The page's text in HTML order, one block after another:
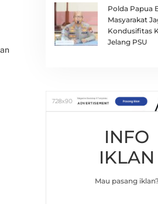
Polda Papua
Masyarakat
Kondusifitas
Jelang PSU
INFO
IKLAN
Mau pasang iklan?